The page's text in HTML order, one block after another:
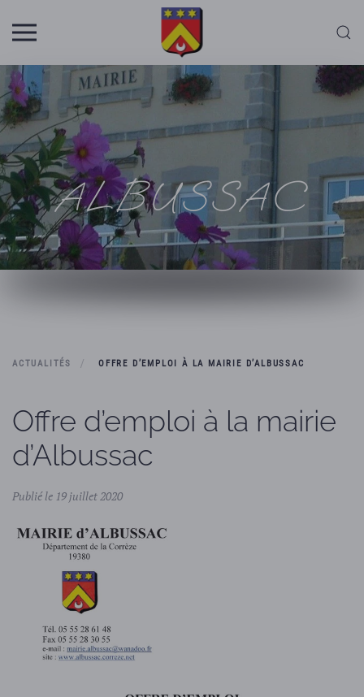
Skip to main content
ALBUSSAC
ACTUALITÉS OFFRE D’EMPLOI À LA MAIRIE D’ALBUSSAC
Offre d’emploi à la mairie
d’Albussac
Publié le 19 juillet 2020